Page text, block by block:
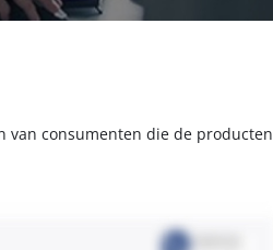
van consumenten die de producten